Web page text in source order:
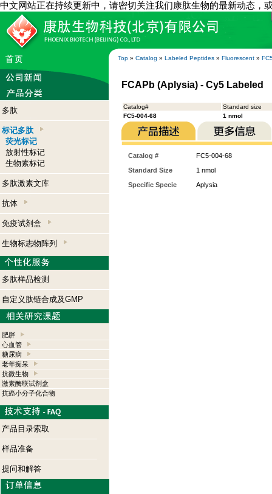
中文网站正在持续更新中，请密切关注我们康肽生物的最新动态，
Top » Catalog » Labeled Peptides » Fluorescent »
多肽
标记多肽
荧光标记
放射性标记
生物素标记
多肽激素文库
抗体
免疫试剂盒
生物标志物阵列
多肽样品检测
自定义肽链合成及GMP
肥胖
心血管
糖尿病
老年痴呆
抗微生物
激素酶联试剂盒
抗癌小分子化合物
产品目录索取
样品准备
提问和解答
FCAPb (Aplysia) - Cy5 Labeled
Catalog#
Standard size
FC5-004-68
1 nmol
Catalog #
FC5-004-68
Standard Size
1 nmol
Specific Specie
Aplysia